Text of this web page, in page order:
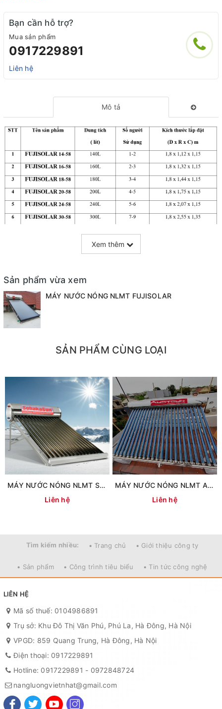
Bạn cần hỗ trợ?
Mua sản phẩm
0917229891
Liên hệ
Mô tả
- Ruột bình bằng INOX SUS 304 dạy 0.4mm
- Chân giá đỡ bằng INOX 201
- Sử dụng ống chân không thông thường có đường kính 58mm
dài 1800mm hoặc sử dụng ống chân không lõi dầu, ống có
đường kính 58mm dài 2000mm. Ngoài ra công ty đã đưa ra thị
trường dòng ống siêu hấp thụ, ống có đường kính 70mm, dài
- Sản phẩm được bảo hành: 06 năm
- Không bảo hành trong các trường hợp như: lắp không đúng
thuật, do nguồn nước không đảm bảo như nước giếng khoan,
nước nhiễm phèn hoặc nguồn nước chưa qua xử lý...
*Ghi chú: Trong trường hợp sử dụng nước giếng khoan thì
người sử dụng nên sử dụng loại bình bảo ôn ruột nhựa cao
phân tử, chống ăn mòn. Hiện tại công ty có 3 mã sản phẩm 16
ống, 18 ống và 20 ống.
Xem thêm
Sản phẩm vừa xem
MÁY NƯỚC NÓNG NLMT FUJISOLAR
SẢN PHẨM CÙNG LOẠI
MÁY NƯỚC NÓNG NLMT SOHAKASUN
Liên hệ
MÁY NƯỚC NÓNG NLMT AUSTSUN
Liên hệ
Tìm kiếm nhiều: • Trang chủ • Giới thiệu công ty
• Sản phẩm • Công trình tiêu biểu • Tin tức công nghệ
LIÊN HỆ
Mã số thuế: 0104986891
Trụ sở: Khu Đô Thị Văn Phú, Phú La, Hà Đông, Hà Nội
VPGD: 859 Quang Trung, Hà Đông, Hà Nội
Điện thoại: 0917229891
Hotline: 0917229891 - 0972848724
nangluongvietnhat@gmail.com